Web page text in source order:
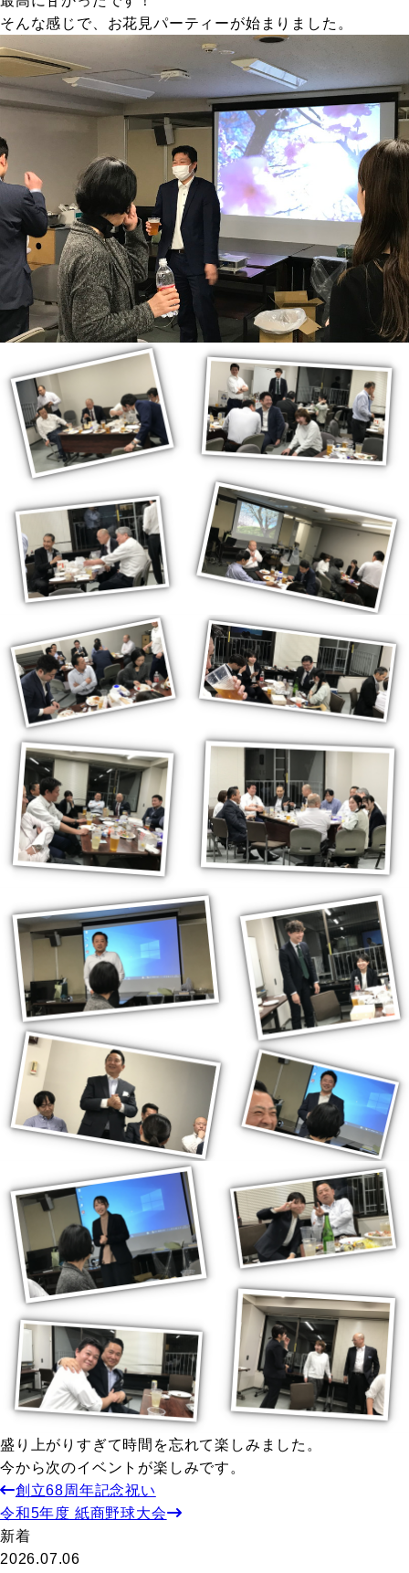
そんな感じで、お花見パーティーが始まりました。
盛り上がりすぎて時間を忘れて楽しみました。
今から次のイベントが楽しみです。
創立68周年記念祝い
令和5年度 紙商野球大会
新着
2026.07.06